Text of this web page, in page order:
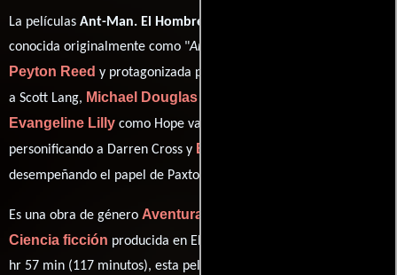
La películas Ant-Man. El Hombre Hormiga
conocida originalmente como "Ant-Man
Peyton Reed y protagonizada por
a Scott Lang, Michael Douglas
Evangeline Lilly como Hope van Dyne,
personificando a Darren Cross y Bobby Cannavale
desempeñando el papel de Paxton (
Es una obra de género Aventura
Ciencia ficción producida en EE.UU.. Con una duración de 01
hr 57 min (117 minutos), esta película tiene diálogos originales